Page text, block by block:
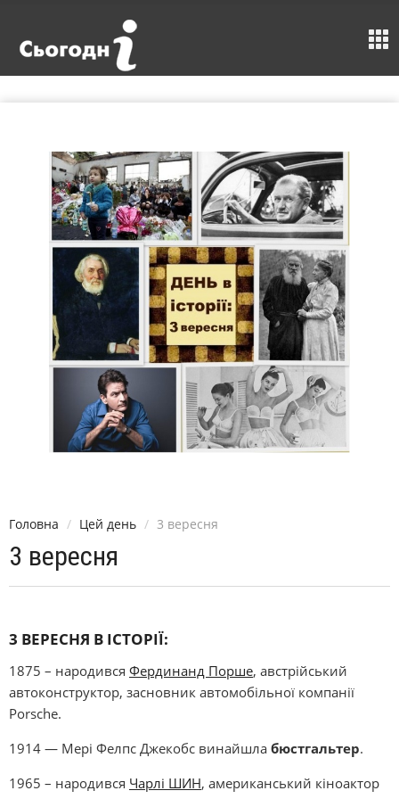
Головна Цей день 3 вересня
3 вересня
3 ВЕРЕСНЯ В ІСТОРІЇ:
1875 – народився Фердинанд Порше, австрійський
автоконструктор, засновник автомобільної компанії
Porsche.
1914 — Мері Фелпс Джекобс винайшла бюстгальтер.
1965 – народився Чарлі ШИН, американський кіноактор